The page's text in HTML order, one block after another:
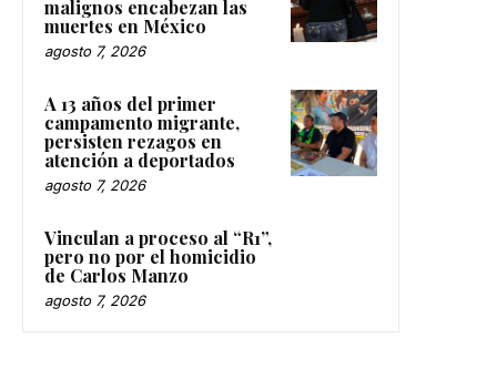
malignos encabezan las
muertes en México
agosto 7, 2026
A 13 años del primer
campamento migrante,
persisten rezagos en
atención a deportados
agosto 7, 2026
Vinculan a proceso al “R1”,
pero no por el homicidio
de Carlos Manzo
agosto 7, 2026